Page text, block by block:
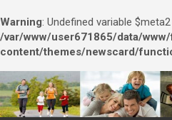
Warning: Undefined variable $meta2
/var/www/user671865/data/
content/themes/newscard/
Перейти
к
содержимому